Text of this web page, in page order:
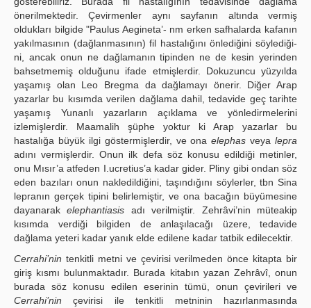
önerilmektedir. Çevirmenler aynı sayfanın altında vermiş
oldukları bilgide "Paulus Aegineta’- nm erken safhalarda kafanın
yakılmasının (dağlanmasının) fil hastalığını önlediğini söylediği­
ni, ancak onun ne dağlamanın tipinden ne de kesin yerinden
bahsetmemiş olduğunu ifade etmişlerdir. Dokuzuncu yüzyılda
yaşamış olan Leo Bregma da dağlamayı önerir. Diğer Arap
yazarlar bu kısımda verilen dağlama dahil, tedavide geç tarihte
yaşamış Yunanlı yazarların açıklama ve yönledirmelerini
izlemişlerdir. Maamalih şüphe yoktur ki Arap yazarlar bu
hastalığa büyük ilgi göstermişlerdir, ve onaelephas veya lepra
adını vermişlerdir. Onun ilk defa söz konusu edildiği metinler,
onu Mısır’a atfeden I.ucretius’a kadar gider. Pliny gibi ondan söz
eden bazıları onun nakledildiğini, taşındığını söylerler, tbn Sina
lepranın gerçek tipini belirlemiştir, ve ona bacağın büyümesine
dayanarakelephantiasis adı verilmiştir. Zehrâvi’nin müteakip
kısımda verdiği bilgiden de anlaşılacağı üzere, tedavide
dağlama yeteri kadar yanık elde edilene kadar tatbik edilecektir.
Cerrahi’nin tenkitli metni ve çevirisi verilmeden önce kitapta bir
giriş kısmı bulunmaktadır. Burada kitabın yazan Zehrâvî, onun
burada söz konusu edilen eserinin tümü, onun çevirileri ve
Cerrahi’nin çevirisi ile tenkitli metninin hazırlanmasında